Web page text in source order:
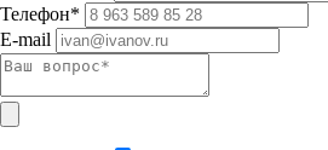
Телефон*
E-mail